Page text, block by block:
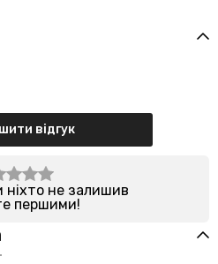
відгук
ніхто не залишив
першими!